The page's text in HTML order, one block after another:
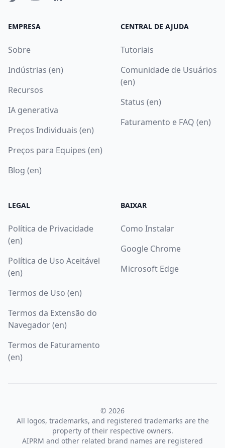
EMPRESA
Sobre
Indústrias (en)
Recursos
IA generativa
Preços Individuais (en)
Preços para Equipes (en)
Blog (en)
CENTRAL DE AJUDA
Tutoriais
Comunidade de Usuários
(en)
Status (en)
Faturamento e FAQ (en)
LEGAL
Política de Privacidade
(en)
Política de Uso Aceitável
(en)
Termos de Uso (en)
Termos da Extensão do
Navegador (en)
Termos de Faturamento
(en)
BAIXAR
Como Instalar
Google Chrome
Microsoft Edge
© 2026
All logos, trademarks, and registered trademarks are the
property of their respective owners.
AIPRM and other related brand names are registered